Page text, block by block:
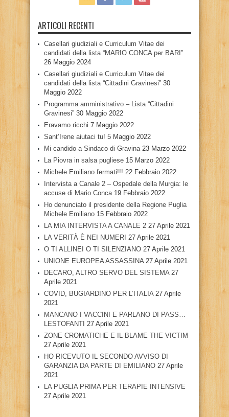
ARTICOLI RECENTI
Casellari giudiziali e Curriculum Vitae dei
candidati della lista “MARIO CONCA per BARI”
26 Maggio 2024
Casellari giudiziali e Curriculum Vitae dei
candidati della lista “Cittadini Gravinesi” 30
Maggio 2022
Programma amministrativo – Lista “Cittadini
Gravinesi” 30 Maggio 2022
Eravamo ricchi 7 Maggio 2022
Sant’Irene aiutaci tu! 5 Maggio 2022
Mi candido a Sindaco di Gravina 23 Marzo 2022
La Piovra in salsa pugliese 15 Marzo 2022
Michele Emiliano fermati!!! 22 Febbraio 2022
Intervista a Canale 2 – Ospedale della Murgia: le
accuse di Mario Conca 19 Febbraio 2022
Ho denunciato il presidente della Regione Puglia
Michele Emiliano 15 Febbraio 2022
LA MIA INTERVISTA A CANALE 2 27 Aprile 2021
LA VERITÀ È NEI NUMERI 27 Aprile 2021
O TI ALLINEI O TI SILENZIANO 27 Aprile 2021
UNIONE EUROPEA ASSASSINA 27 Aprile 2021
DECARO, ALTRO SERVO DEL SISTEMA 27
Aprile 2021
COVID, BUGIARDINO PER L’ITALIA 27 Aprile
2021
MANCANO I VACCINI E PARLANO DI PASS…
LESTOFANTI 27 Aprile 2021
ZONE CROMATICHE E IL BLAME THE VICTIM
27 Aprile 2021
HO RICEVUTO IL SECONDO AVVISO DI
GARANZIA DA PARTE DI EMILIANO 27 Aprile
2021
LA PUGLIA PRIMA PER TERAPIE INTENSIVE
27 Aprile 2021